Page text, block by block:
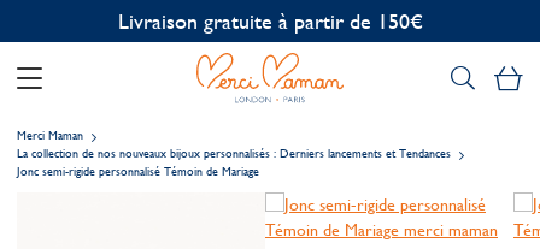
Personnalisation offerte
Merci Maman
La collection de nos nouveaux bijoux personnalisés : Derniers lancements et Tendances
Jonc semi-rigide personnalisé Témoin de Mariage